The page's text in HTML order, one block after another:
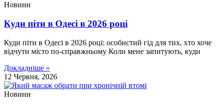
Новини
Куди піти в Одесі в 2026 році
Куди піти в Одесі в 2026 році: особистий гід для тих, хто хоче
відчути місто по-справжньому Коли мене запитують, куди
Докладніше »
12 Червня, 2026
Новини